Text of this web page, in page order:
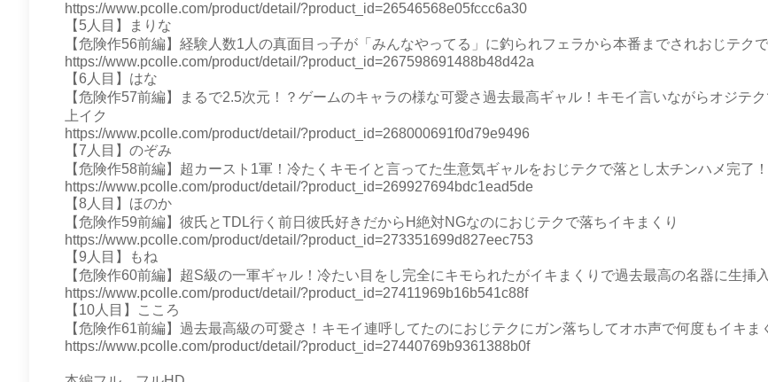
https://www.pcolle.com/product/detail/?product_id=26546568e05fccc6a30
【5人目】まりな
【危険作56前編】経験人数1人の真面目っ子が「みんなやってる」に釣られフェラから本番までされおじテク
https://www.pcolle.com/product/detail/?product_id=267598691488b48d42a
【6人目】はな
【危険作57前編】まるで2.5次元！？ゲームのキャラの様な可愛さ過去最高ギャル！キモイ言いながらオジテ
上イク
https://www.pcolle.com/product/detail/?product_id=268000691f0d79e9496
【7人目】のぞみ
【危険作58前編】超カースト1軍！冷たくキモイと言ってた生意気ギャルをおじテクで落とし太チンハメ完了
https://www.pcolle.com/product/detail/?product_id=269927694bdc1ead5de
【8人目】ほのか
【危険作59前編】彼氏とTDL行く前日彼氏好きだからH絶対NGなのにおじテクで落ちイキまくり
https://www.pcolle.com/product/detail/?product_id=273351699d827eec753
【9人目】もね
【危険作60前編】超S級の一軍ギャル！冷たい目をし完全にキモられたがイキまくりで過去最高の名器に生挿
https://www.pcolle.com/product/detail/?product_id=27411969b16b541c88f
【10人目】こころ
【危険作61前編】過去最高級の可愛さ！キモイ連呼してたのにおじテクにガン落ちしてオホ声で何度もイキま
https://www.pcolle.com/product/detail/?product_id=27440769b9361388b0f